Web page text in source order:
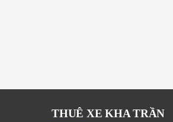
THUÊ XE KHA TRẦN